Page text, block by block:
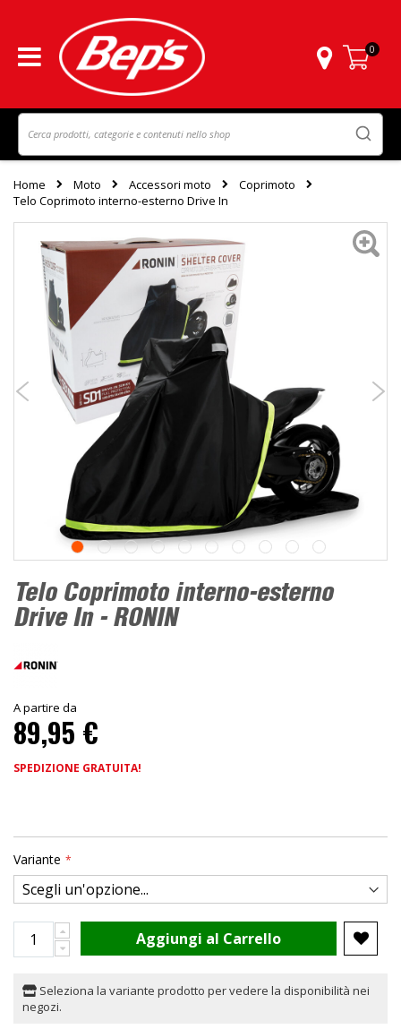
Carrello
0
Home Moto Accessori moto
Coprimoto
Telo Coprimoto interno-esterno Drive In
Telo Coprimoto interno-esterno
Drive In - RONIN
A partire da
89,95 €
SPEDIZIONE GRATUITA!
Variante
Aggiungi al Carrello
Seleziona la variante prodotto per vedere la disponibilità nei
negozi.